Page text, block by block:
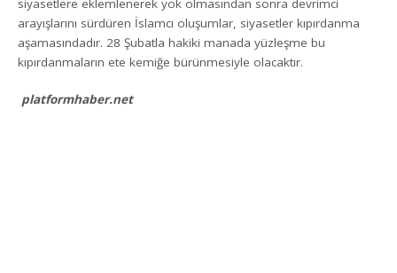
siyasetlere eklemlenerek yok olmasından sonra devrimci
arayışlarını sürdüren İslamcı oluşumlar, siyasetler kıpırdanma
aşamasındadır. 28 Şubatla hakiki manada yüzleşme bu
kıpırdanmaların ete kemiğe bürünmesiyle olacaktır.
platformhaber.net